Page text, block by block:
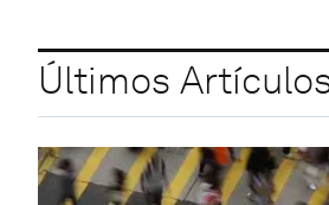
Últimos